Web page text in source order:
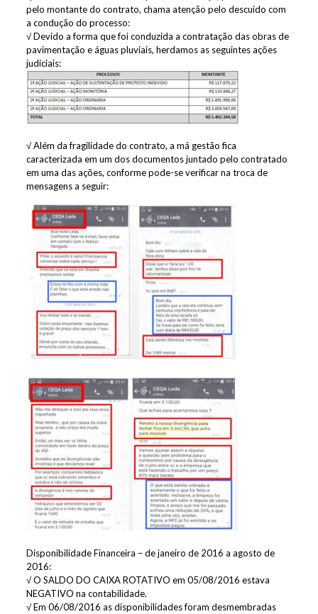
pelo montante do contrato, chama atenção pelo descuido com
a condução do processo:
√ Devido a forma que foi conduzida a contratação das obras de
pavimentação e águas pluviais, herdamos as seguintes ações
judiciais:
√ Além da fragilidade do contrato, a má gestão fica
caracterizada em um dos documentos juntado pelo contratado
em uma das ações, conforme pode-se verificar na troca de
mensagens a seguir:
Disponibilidade Financeira – de janeiro de 2016 a agosto de
2016:
√ O SALDO DO CAIXA ROTATIVO em 05/08/2016 estava
NEGATIVO na contabilidade.
√ Em 06/08/2016 as disponibilidades foram desmembradas